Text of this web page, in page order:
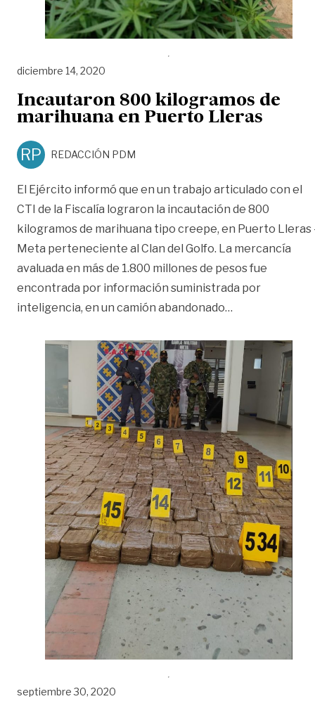
diciembre 14, 2020
Incautaron 800 kilogramos de
marihuana en Puerto Lleras
RP REDACCIÓN PDM
El Ejército informó que en un trabajo articulado con el
CTI de la Fiscalía lograron la incautación de 800
kilogramos de marihuana tipo creepe, en Puerto Lleras
Meta perteneciente al Clan del Golfo. La mercancía
avaluada en más de 1.800 millones de pesos fue
encontrada por información suministrada por
inteligencia, en un camión abandonado…
septiembre 30, 2020